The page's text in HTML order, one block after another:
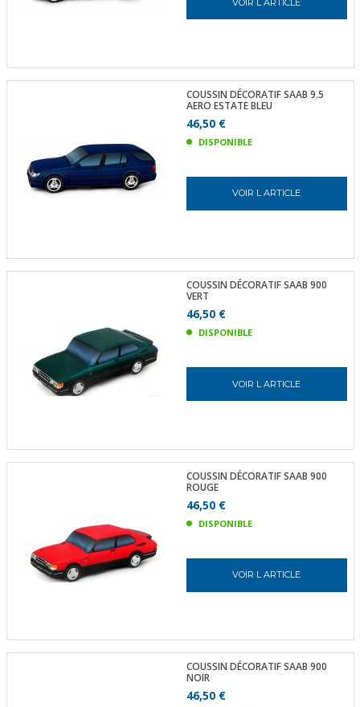
COUSSIN DÉCORATIF SAAB 9.5
AERO ESTATE BLEU
46,50 €
DISPONIBLE
VOIR L ARTICLE
COUSSIN DÉCORATIF SAAB 900
VERT
46,50 €
DISPONIBLE
VOIR L ARTICLE
COUSSIN DÉCORATIF SAAB 900
ROUGE
46,50 €
DISPONIBLE
VOIR L ARTICLE
COUSSIN DÉCORATIF SAAB 900
NOIR
46,50 €